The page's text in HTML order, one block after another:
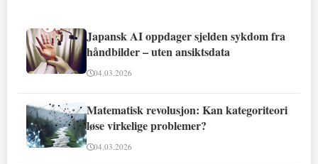
Japansk AI oppdager sjelden sykdom fra
håndbilder – uten ansiktsdata
04.03.2026
Matematisk revolusjon: Kan kategoriteori
løse virkelige problemer?
04.03.2026